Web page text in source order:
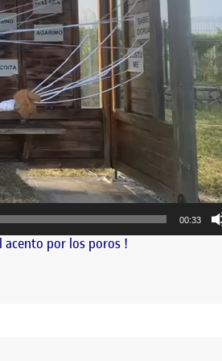
00:33
acento por los poros !